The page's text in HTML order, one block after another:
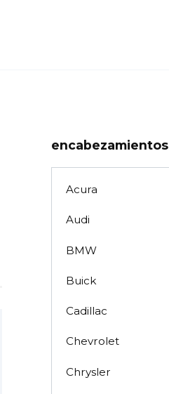
encabezamientos
Acura
Audi
BMW
Buick
Cadillac
Chevrolet
Chrysler